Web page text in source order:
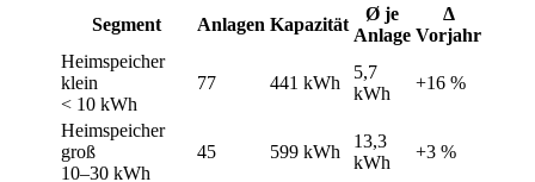
Segment
Anlagen Kapazität
Ø je
Anlage
Δ
Vorjahr
Heimspeicher
klein
< 10 kWh
77 441 kWh
5,7
kWh
+16 %
Heimspeicher
groß
10–30 kWh
45 599 kWh
13,3
kWh
+3 %